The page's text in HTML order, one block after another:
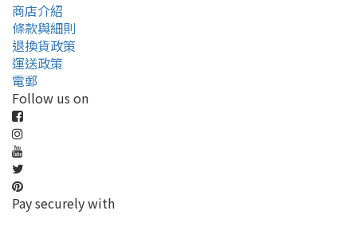
商店介紹
條款與細則
退換貨政策
運送政策
電郵
Follow us on
Pay securely with